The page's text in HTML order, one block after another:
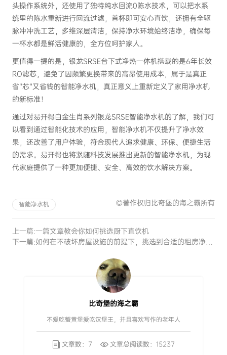
头操作系统外，还使用了独特纯水回流0陈水技术，可以把水系
统里的陈水重新进行回流过滤，首杯即可安心直饮，还拥有全驱
脉冲冲洗工艺，多维深层清洁，保持净水环境始终洁净，确保每
一杯水都是鲜活健康的，全方位呵护家人。
更值得一提的是，银龙SRSE台下式净热一体机搭载的是6年长效
RO滤芯，避免了因频繁更换带来的高昂使用成本，属于是真正
省“芯”又省钱的智能净水机，真正意义上重新定义了家用净水机
的新标准！
通过对易开得白金生肖系列银龙SRSE智能净水机的了解，我们可
以看到通过智能化技术的应用，智能净水机不仅提升了净水效
果，还改善了用户体验，符合现代人追求健康、环保、便捷生活
的需求。易开得也将紧随科技发展推出更新的智能净水机，为现
代家庭提供了一种更加便捷、安全、高效的饮水解决方案。
智能净水机 ©著作权归比奇堡的海之霸所有
上一篇:一篇文章教会你如何挑选厨下直饮机
下一篇:如何在不破坏房屋设施的前提下，挑选到合适的租房净水器
比奇堡的海之霸
不爱吃蟹黄堡爱吃汉堡王，并且喜欢写作的老年人
文章数：7 文章总阅读数：15237